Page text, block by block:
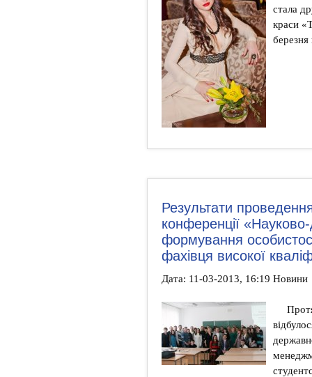
стала
краси
Результати
конференції
формування
фахівця високої
Дата: 11-03-2013, 16:19 Новини